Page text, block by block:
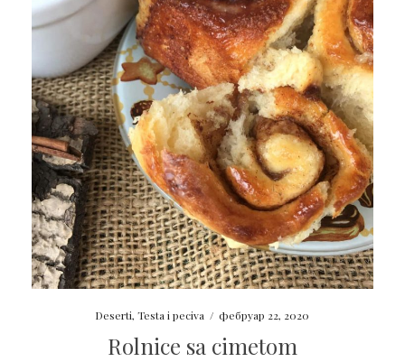
Deserti,Testa i peciva / фебруар 22, 2020
Rolnice sa cimetom